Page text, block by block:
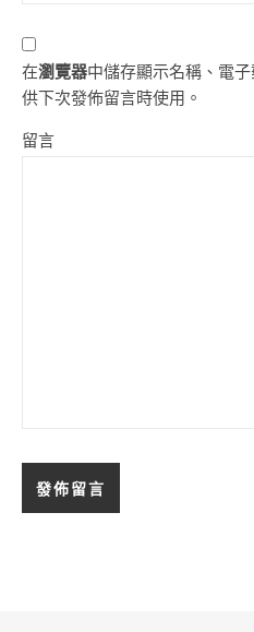
在瀏覽器中儲存顯示名稱、電
供下次發佈留言時使用。
留言